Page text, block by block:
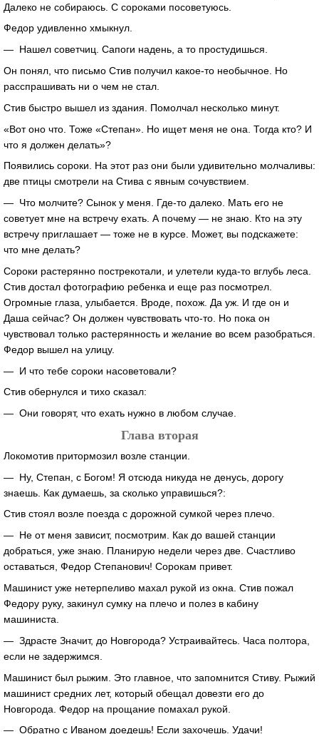
Далеко не собираюсь. С сороками посоветуюсь.
Федор удивленно хмыкнул.
— Нашел советчиц. Сапоги надень, а то простудишься.
Он понял, что письмо Стив получил какое-то необычное. Но
расспрашивать ни о чем не стал.
Стив быстро вышел из здания. Помолчал несколько минут.
«Вот оно что. Тоже «Степан». Но ищет меня не она. Тогда кто? И
что я должен делать»?
Появились сороки. На этот раз они были удивительно молчаливы:
две птицы смотрели на Стива с явным сочувствием.
— Что молчите? Сынок у меня. Где-то далеко. Мать его не
советует мне на встречу ехать. А почему — не знаю. Кто на эту
встречу приглашает — тоже не в курсе. Может, вы подскажете:
что мне делать?
Сороки растерянно пострекотали, и улетели куда-то вглубь леса.
Стив достал фотографию ребенка и еще раз посмотрел.
Огромные глаза, улыбается. Вроде, похож. Да уж. И где он и
Даша сейчас? Он должен чувствовать что-то. Но пока он
чувствовал только растерянность и желание во всем разобраться.
Федор вышел на улицу.
— И что тебе сороки насоветовали?
Стив обернулся и тихо сказал:
— Они говорят, что ехать нужно в любом случае.
Глава вторая
Локомотив притормозил возле станции.
— Ну, Степан, с Богом! Я отсюда никуда не денусь, дорогу
знаешь. Как думаешь, за сколько управишься?:
Стив стоял возле поезда с дорожной сумкой через плечо.
— Не от меня зависит, посмотрим. Как до вашей станции
добраться, уже знаю. Планирую недели через две. Счастливо
оставаться, Федор Степанович! Сорокам привет.
Машинист уже нетерпеливо махал рукой из окна. Стив пожал
Федору руку, закинул сумку на плечо и полез в кабину
машиниста.
— Здрасте Значит, до Новгорода? Устраивайтесь. Часа полтора,
если не задержимся.
Машинист был рыжим. Это главное, что запомнится Стиву. Рыжий
машинист средних лет, который обещал довезти его до
Новгорода. Федор на прощание помахал рукой.
— Обратно с Иваном доедешь! Если захочешь. Удачи!